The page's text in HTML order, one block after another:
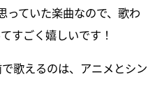
っていた楽曲なので、歌わ
すごく嬉しいです！
歌えるのは、アニメとシン